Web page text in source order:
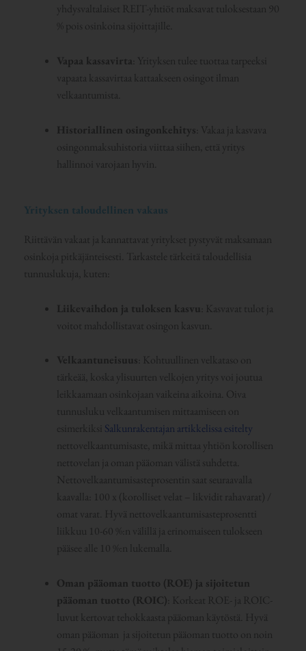
yhdysvaltalaiset REIT-yhtiöt maksavat tuloksestaan 90
% pois osinkoina sijoittajille.
Vapaa kassavirta : Yrityksen tulee tuottaa tarpeeksi
vapaata kassavirtaa kattaakseen osingot ilman
velkaantumista.
Historiallinen osingonkehitys : Vakaa ja kasvava
osingonmaksuhistoria viittaa siihen, että yritys
hallinnoi varojaan hyvin.
Yrityksen taloudellinen vakaus
Riittävän vakaat ja kannattavat yritykset pystyvät maksamaan
osinkoja pitkäjänteisesti. Tarkastele tärkeitä taloudellisia
tunnuslukuja, kuten:
Liikevaihdon ja tuloksen kasvu : Kasvavat tulot ja
voitot mahdollistavat osingon kasvun.
Velkaantuneisuus : Kohtuullinen velkataso on
tärkeää, koska ylisuurten velkojen yritys voi joutua
leikkaamaan osinkojaan vaikeina aikoina. Oiva
tunnusluku velkaantumisen mittaamiseen on
esimerkiksi Salkunrakentajan artikkelissa esitelty
nettovelkaantumisaste, mikä mittaa yhtiön korollisen
nettovelan ja oman pääoman välistä suhdetta.
Nettovelkaantumisasteprosentin saat seuraavalla
kaavalla: 100 x (korolliset velat – likvidit rahavarat) /
omat varat. Hyvä nettovelkaantumisasteprosentti
liikkuu 10-60 %:n välillä ja erinomaiseen tulokseen
pääsee alle 10 %:n lukemalla.
Oman pääoman tuotto (ROE) ja sijoitetun
pääoman tuotto (ROIC) : Korkeat ROE- ja ROIC-
luvut kertovat tehokkaasta pääoman käytöstä. Hyvä
oman pääoman ja sijoitetun pääoman tuotto on noin